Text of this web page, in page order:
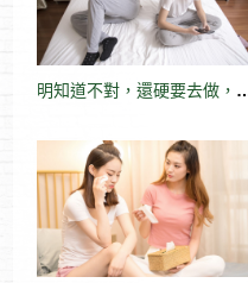
明知道不對，還硬要去做